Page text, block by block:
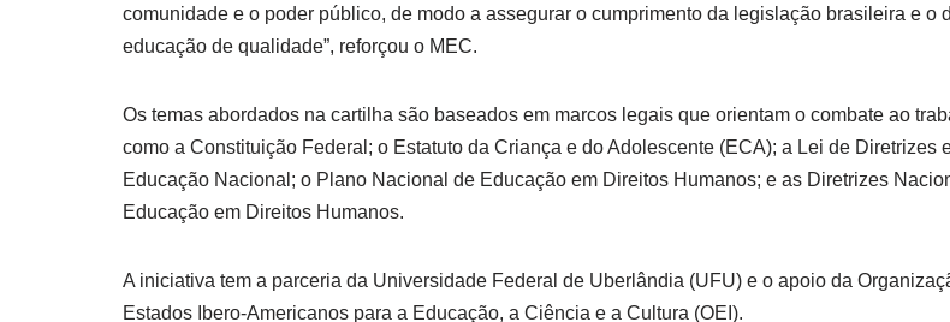
comunidade e o poder público, de modo a assegurar o cumprimento da legislação brasileira e o
educação de qualidade”, reforçou o MEC.
Os temas abordados na cartilha são baseados em marcos legais que orientam o combate ao
como a Constituição Federal; o Estatuto da Criança e do Adolescente (ECA); a Lei de Diretrizes
Educação Nacional; o Plano Nacional de Educação em Direitos Humanos; e as Diretrizes
Educação em Direitos Humanos.
A iniciativa tem a parceria da Universidade Federal de Uberlândia (UFU) e o apoio da
Estados Ibero-Americanos para a Educação, a Ciência e a Cultura (OEI).